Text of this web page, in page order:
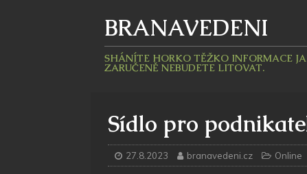
BRANAVEDENI
SHÁNÍTE HORKO TĚŽKO INFORMACE
ZARUČENĚ NEBUDETE LITOVAT.
Sídlo pro
27.8.2023 branavedeni.cz Online